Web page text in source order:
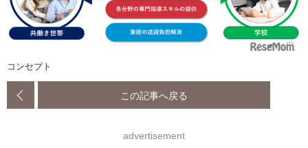
コンセプト
この記事へ戻る
advertisement